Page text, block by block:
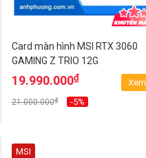
Card màn hình MSI RTX 3060
GAMING Z TRIO 12G
19.990.000₫
21.000.000₫ -5%
Xem
MSI